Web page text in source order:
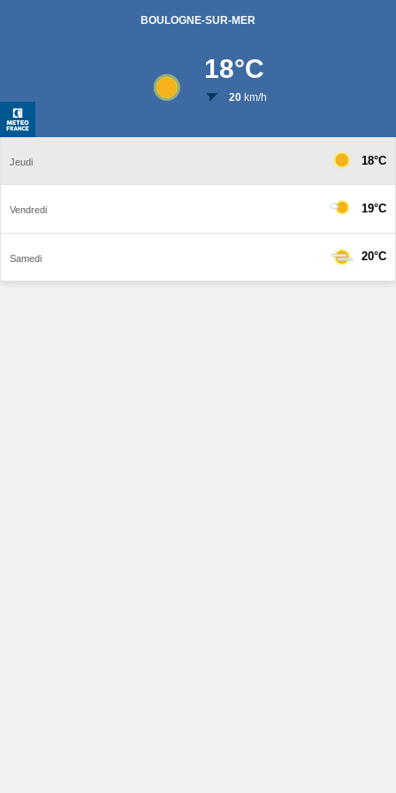
BOULOGNE-SUR-MER
18°C
20km/h
Jeudi 18°C
Vendredi 19°C
Samedi 20°C